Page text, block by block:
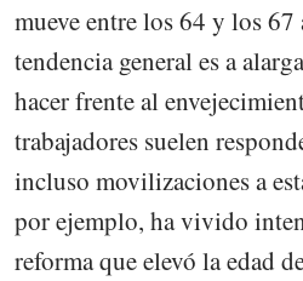
mueve entre los 64 y los
tendencia general es a
hacer frente al
trabajadores suelen
incluso movilizaciones a
por ejemplo, ha vivido
reforma que elevó la edad